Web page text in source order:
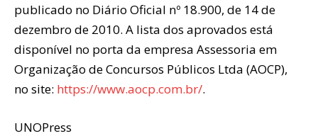
publicado no Diário Oficial nº 18.900, de 14 de
dezembro de 2010. A lista dos aprovados está
disponível no porta da empresa Assessoria em
Organização de Concursos Públicos Ltda (AOCP),
no site: https://www.aocp.com.br/.
UNOPress